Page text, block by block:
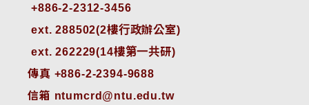
ext. 288502(2樓行政辦公室)
ext. 262229(14樓第一共研)
傳真 +886-2-2394-9688
信箱 ntumcrd@ntu.edu.tw